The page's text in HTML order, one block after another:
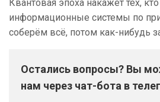
Квантовая эпоха накажет тех,
информационные системы по
соберём всё, потом как-нибудь
Остались вопросы? Вы
нам через чат-бота в